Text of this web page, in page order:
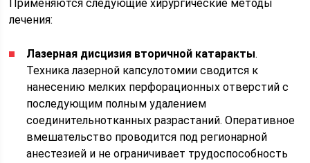
Применяются следующие хирургические методы
лечения:
Лазерная дисцизия вторичной катаракты.
Техника лазерной капсулотомии сводится к
нанесению мелких перфорационных отверстий с
последующим полным удалением
соединительнотканных разрастаний. Оперативное
вмешательство проводится под регионарной
анестезией и не ограничивает трудоспособность